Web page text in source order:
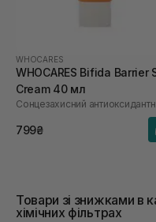
WHOCARES
WHOCARES Bifida Barrier
Cream 40 мл
799₴
Товари зі знижками в
хімічних фільтрах